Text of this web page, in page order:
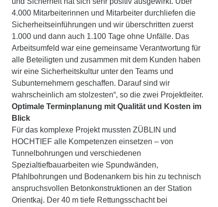
4.000 Mitarbeiterinnen und Mitarbeiter durchliefen die
Sicherheitseinführungen und wir überschritten zuerst
1.000 und dann auch 1.100 Tage ohne Unfälle. Das
Arbeitsumfeld war eine gemeinsame Verantwortung für
alle Beteiligten und zusammen mit dem Kunden haben
wir eine Sicherheitskultur unter den Teams und
Subunternehmern geschaffen. Darauf sind wir
wahrscheinlich am stolzesten“, so die zwei Projektleiter.
Optimale Terminplanung mit Qualität und Kosten im
Blick
Für das komplexe Projekt mussten ZÜBLIN und
HOCHTIEF alle Kompetenzen einsetzen – von
Tunnelbohrungen und verschiedenen
Spezialtiefbauarbeiten wie Spundwänden,
Pfahlbohrungen und Bodenankern bis hin zu technisch
anspruchsvollen Betonkonstruktionen an der Station
Orientkaj. Der 40 m tiefe Rettungsschacht bei